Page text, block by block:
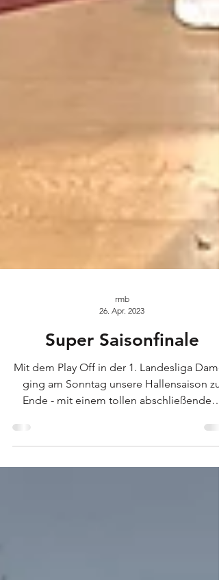
26. Apr. 2023
Super Saisonfinale
Mit dem Play Off in der 1. Landesliga
Ende - mit einem tollen abschließendem
Erfolg! 🔥 Nach...